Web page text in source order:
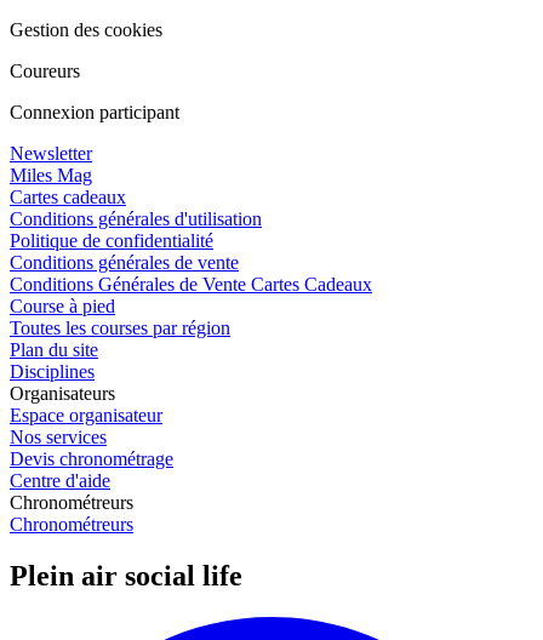
Gestion des cookies
Coureurs
Connexion participant
Newsletter
Miles Mag
Cartes cadeaux
Conditions générales d'utilisation
Politique de confidentialité
Conditions générales de vente
Conditions Générales de Vente Cartes Cadeaux
Course à pied
Toutes les courses par région
Plan du site
Disciplines
Organisateurs
Espace organisateur
Nos services
Devis chronométrage
Centre d'aide
Chronométreurs
Chronométreurs
Plein air social life